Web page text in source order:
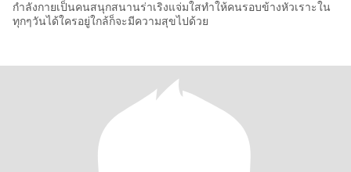
กำลังกายเป็นคนสนุกสนานร่าเริงแจ่มใสทำให้คนรอบข้างหัวเราะใน
ทุกๆวันได้ใครอยู่ใกล้ก็จะมีความสุขไปด้วย